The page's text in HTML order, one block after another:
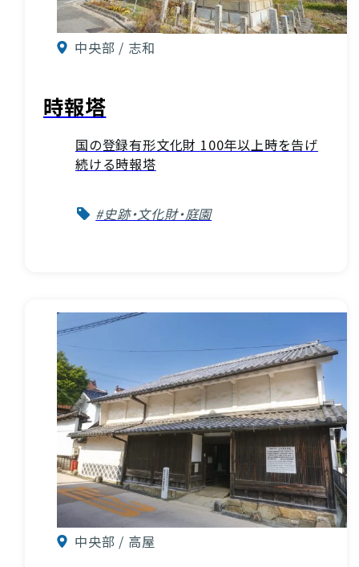
中央部 / 志和
時報塔
国の登録有形文化財 100年以上時を告げ
続ける時報塔
#史跡・文化財・庭園
中央部 / 高屋